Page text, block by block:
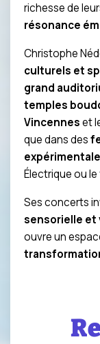
richesse de
résonance
Christophe
culturels et
grand
temples
Vincenneset
que dans des
Électrique ou
Ses concerts
sensorielle et
ouvre un